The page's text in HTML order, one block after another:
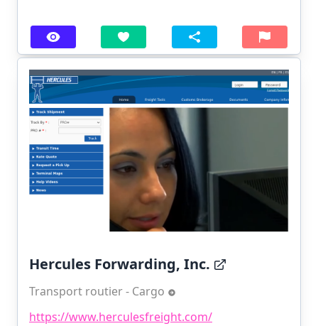
Hercules Forwarding, Inc.
Transport routier - Cargo
https://www.herculesfreight.com/